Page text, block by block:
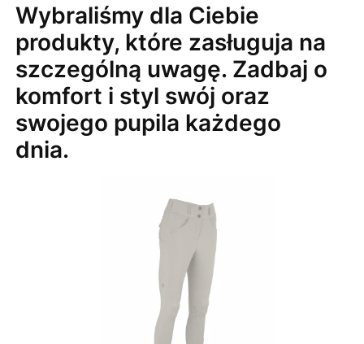
Wybraliśmy dla Ciebie
produkty, które zasługuja na
szczególną uwagę. Zadbaj o
komfort i styl swój oraz
swojego pupila każdego
dnia.